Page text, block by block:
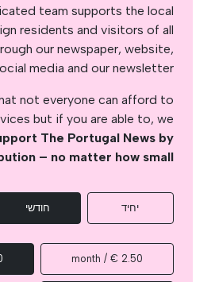
team supports the local
residents and visitors of all
our newspaper, website,
media and our newsletter.
not everyone can afford to
but if you are able to, we
The Portugal News by
– no matter how small
יחיד חודשי
2.50 € / month